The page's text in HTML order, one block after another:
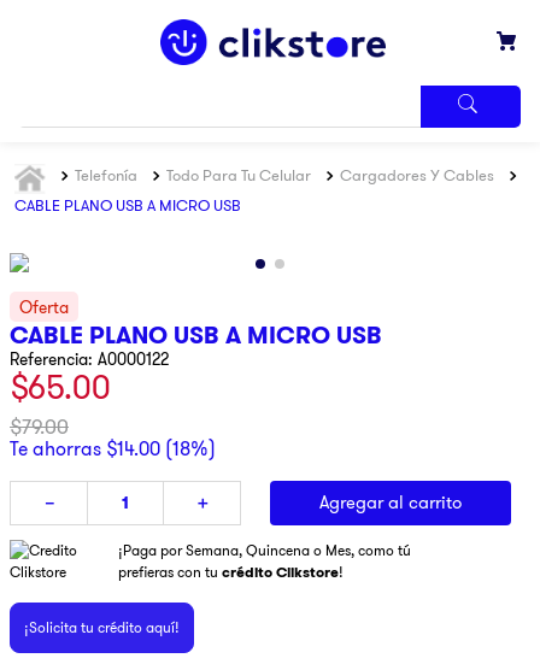
Telefonía Todo Para Tu Celular
Cargadores Y Cables
CABLE PLANO USB A MICRO USB
CABLE PLANO USB A MICRO USB
Referencia: A0000122
$65.00
$79.00
Te ahorras $14.00 (18%)
＋
－ Agregar al carrito
¡Paga por Semana, Quincena o Mes, como tú
prefieras con tu crédito Clikstore!
¡Solicita tu crédito aquí!
MÁS
BUSCADOS
3.
4.
pantalla
5.
motos
6.
xbox
7.
ninja
8.
lavadora
9.
pulsar